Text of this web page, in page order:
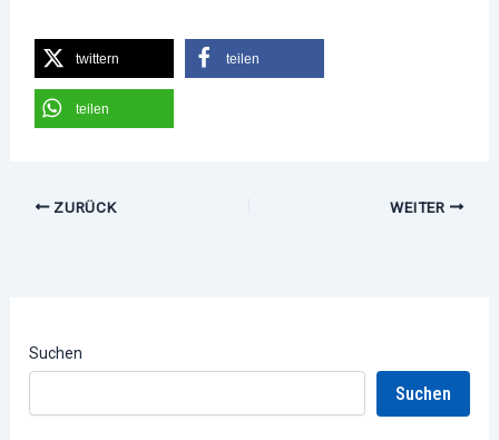
twittern teilen
teilen
ZURÜCK WEITER
Suchen
Suchen